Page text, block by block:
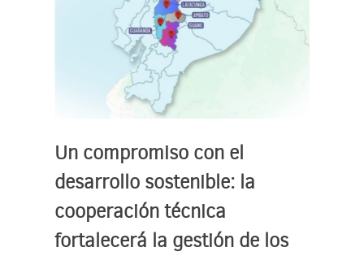
Un compromiso con el
desarrollo sostenible: la
cooperación técnica
fortalecerá la gestión de los